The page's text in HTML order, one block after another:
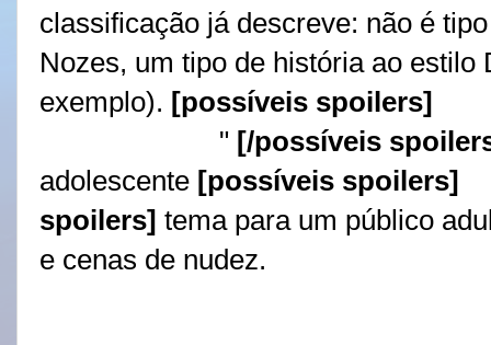
classificação já descreve: não é
Nozes, um tipo de história ao estilo
exemplo). [possíveis spoilers]
" [/possíveis
adolescente [possíveis spoilers]
spoilers] tema para um público
e cenas de nudez.